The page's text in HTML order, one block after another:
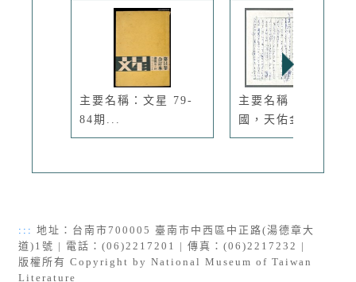
主要名稱：文星 79-
84期...
主要名稱：天佑我
國，天佑金門...
::: 地址：台南市700005 臺南市中西區中正路(湯德章大
道)1號 | 電話：(06)2217201 | 傳真：(06)2217232 |
版權所有 Copyright by National Museum of Taiwan
Literature